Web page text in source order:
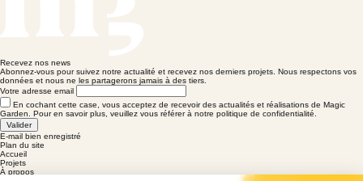
Recevez nos news
Abonnez-vous pour suivez notre actualité et recevez nos derniers projets. Nous respectons vos
données et nous ne les partagerons jamais à des tiers.
Votre adresse email
En cochant cette case, vous acceptez de recevoir des actualités et réalisations de Magic
Garden. Pour en savoir plus, veuillez vous référer à notre politique de confidentialité.
Valider
E-mail bien enregistré
Plan du site
Accueil
Projets
À propos